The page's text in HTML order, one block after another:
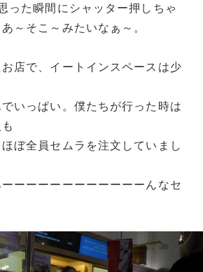
った瞬間にシャッター押しちゃ
～そこ～みたいなぁ～。
店で、イートインスペースは少
いっぱい。僕たちが行った時は
ぼ全員セムラを注文していまし
ーーーーーーーーーーーんなセ